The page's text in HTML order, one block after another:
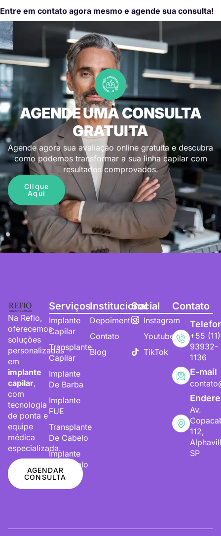
Entre em contato agora mesmo e agende sua consulta!
AGENDE UMA CONSULTA
GRATUITA
Agende agora sua avaliação online gratuita e descubra
como podemos transformar a sua linha capilar com
resultados comprovados.
Clique
Aqui
Na Refio,
oferecemos
soluções
personalizadas
em
implante
capilar,
com
tecnologia
de ponta e
equipe
médica
especializada.
AGENDAR
CONSULTA
Serviços
Implante
Capilar
Transplante
Capilar
Implante
De Barba
Implante
FUE
Transplante
De Cabelo
Implante
De Cabelo
Institucional
Depoimentos
Contato
Blog
Social
Instagram
Youtube
TikTok
Contato
+55 (11)
93932-
1136
E-mail
Av.
112,
SP